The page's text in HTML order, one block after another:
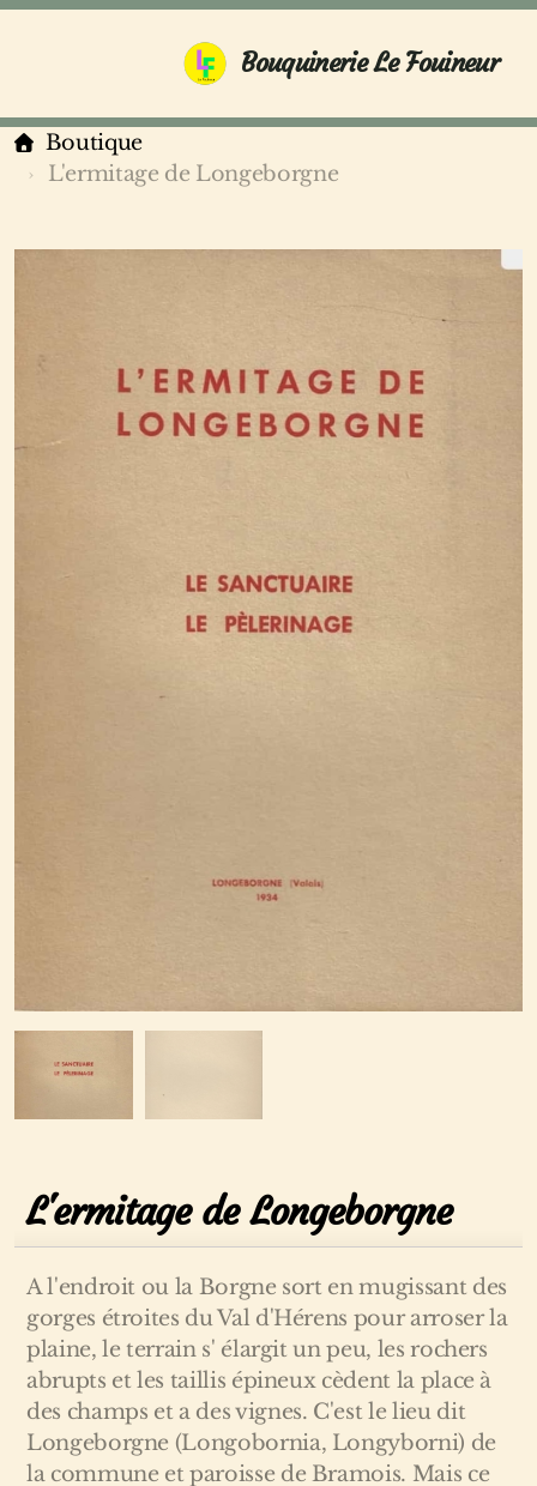
Bouquinerie Le Fouineur
Boutique
L'ermitage de Longeborgne
L'ermitage de Longeborgne
A l'endroit ou la Borgne sort en mugissant des
gorges étroites du Val d'Hérens pour arroser la
plaine, le terrain s' élargit un peu, les rochers
abrupts et les taillis épineux cèdent la place à
des champs et a des vignes. C'est le lieu dit
Longeborgne (Longobornia, Longyborni) de
la commune et paroisse de Bramois. Mais ce